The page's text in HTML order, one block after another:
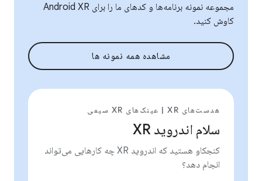
مجموعه نمونه برنامه‌ها و کدهای ما را برای Android XR
کاوش کنید.
مشاهده همه نمونه ها
هدست‌های XR | عینک‌های XR سیمی
سلام اندروید XR
کنجکاو هستید که اندروید XR چه کارهایی می‌تواند
انجام دهد؟